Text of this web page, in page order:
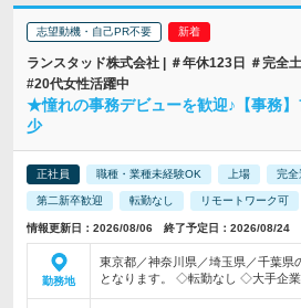
志望動機・自己PR不要
ランスタッド株式会社 | ＃年休123日 ＃完全
#20代女性活躍中
★憧れの事務デビューを歓迎♪【事務
少
正社員 職種・業種未経験OK 上場 完全
第二新卒歓迎 転勤なし リモートワーク可
情報更新日：2026/08/06 終了予定日：2026/08/24
勤務地
東京都／神奈川県／埼玉県／千葉県
となります。 ◇転勤なし ◇大手企